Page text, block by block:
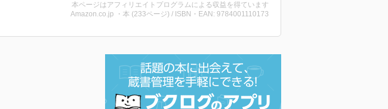
本ページはアフィリエイトプログラムによる収益を得ています
Amazon.co.jp ・本 (233ページ) / ISBN・EAN: 9784001110173